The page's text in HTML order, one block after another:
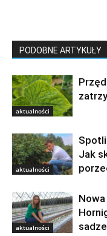
PODOBNE ARTYKUŁY
aktualności
aktualności
Jak
aktualności